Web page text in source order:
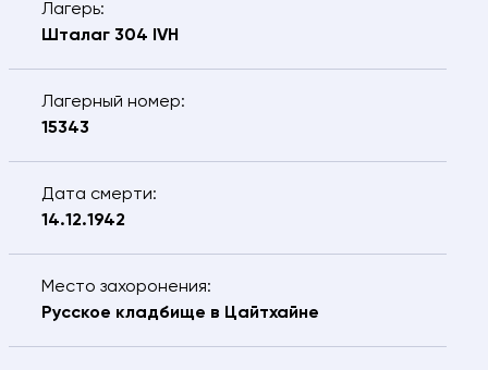
Лагерь:
Шталаг 304 IVH
Лагерный номер:
15343
Дата смерти:
14.12.1942
Место захоронения:
Русское кладбище в Цайтхайне
Дата рождения разыскиваемого
Сообщение
Я подтверждаю, что даю
данных.
ОТПРАВИТЬ